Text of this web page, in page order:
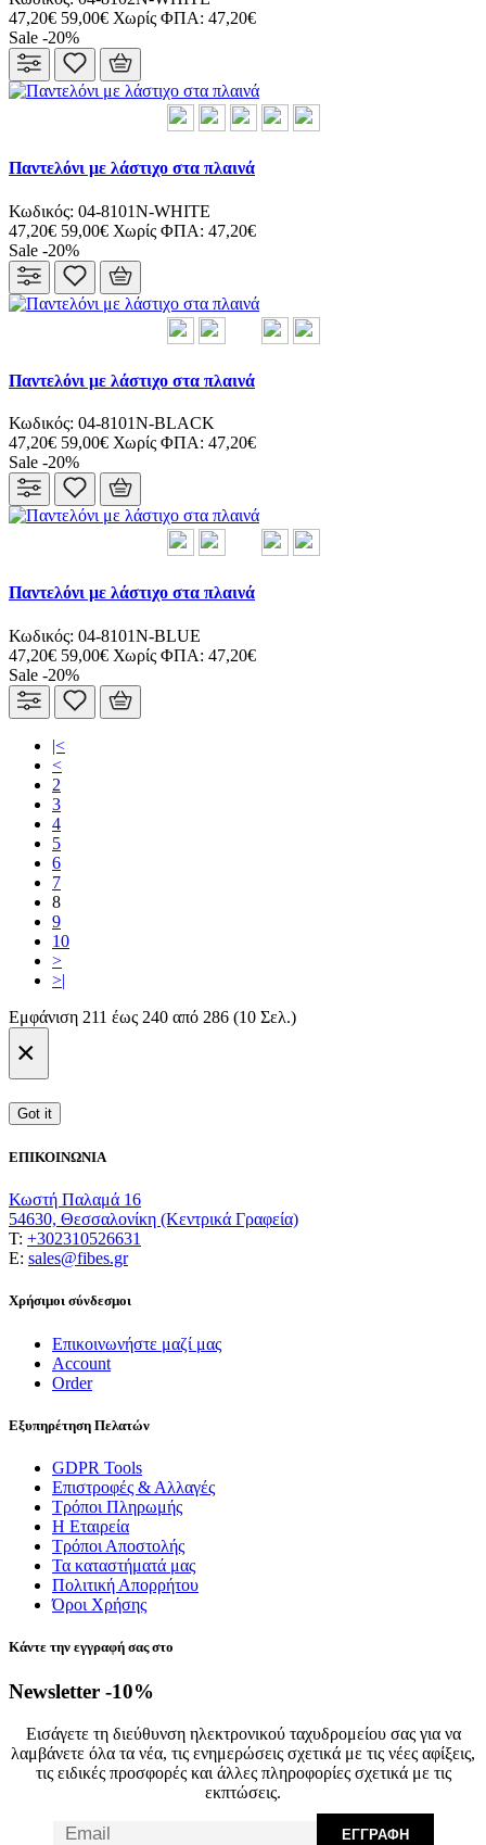
47,20€ 59,00€ Χωρίς ΦΠΑ: 47,20€
Sale -20%
Παντελόνι με λάστιχο στα πλαινά
Κωδικός: 04-8101N-WHITE
47,20€ 59,00€ Χωρίς ΦΠΑ: 47,20€
Sale -20%
Παντελόνι με λάστιχο στα πλαινά
Κωδικός: 04-8101N-BLACK
47,20€ 59,00€ Χωρίς ΦΠΑ: 47,20€
Sale -20%
Παντελόνι με λάστιχο στα πλαινά
Κωδικός: 04-8101N-BLUE
47,20€ 59,00€ Χωρίς ΦΠΑ: 47,20€
Sale -20%
|<
<
2
3
4
5
6
7
8
9
10
>
>|
Εμφάνιση 211 έως 240 από 286 (10 Σελ.)
×
Got it
ΕΠΙΚΟΙΝΩΝΙΑ
Κωστή Παλαμά 16
54630, Θεσσαλονίκη (Κεντρικά Γραφεία)
T: +302310526631
E: sales@fibes.gr
Χρήσιμοι σύνδεσμοι
Επικοινωνήστε μαζί μας
Account
Order
Εξυπηρέτηση Πελατών
GDPR Tools
Επιστροφές & Αλλαγές
Τρόποι Πληρωμής
Η Εταιρεία
Τρόποι Αποστολής
Τα καταστήματά μας
Πολιτική Απορρήτου
Όροι Χρήσης
Κάντε την εγγραφή σας στο
Newsletter -10%
Εισάγετε τη διεύθυνση ηλεκτρονικού ταχυδρομείου σας για να
λαμβάνετε όλα τα νέα, τις ενημερώσεις σχετικά με τις νέες αφίξεις,
τις ειδικές προσφορές και άλλες πληροφορίες σχετικά με τις
εκπτώσεις.
ΕΓΓΡΑΦΉ